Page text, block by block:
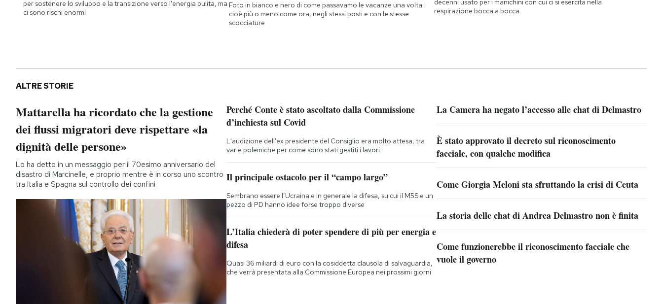
per sostenere lo sviluppo e la transizione verso l'energia pulita, ma
ci sono rischi enormi
Foto in bianco e nero di come passavamo le vacanze una volta:
cioè più o meno come ora, negli stessi posti e con le stesse
scocciature
decenni usato per i manichini con cui ci si esercita nella
respirazione bocca a bocca
ALTRE STORIE
Mattarella ha ricordato che la gestione
dei flussi migratori deve rispettare «la
dignità delle persone»
Lo ha detto in un messaggio per il 70esimo anniversario del
disastro di Marcinelle, e proprio mentre è in corso uno scontro
tra Italia e Spagna sul controllo dei confini
Perché Conte è stato ascoltato dalla Commissione
d’inchiesta sul Covid
L'audizione dell'ex presidente del Consiglio era molto attesa, tra
varie polemiche per come sono stati gestiti i lavori
Il principale ostacolo per il “campo largo”
Sembrano essere l’Ucraina e in generale la difesa, su cui il M5S e un
pezzo di PD hanno idee forse troppo diverse
L’Italia chiederà di poter spendere di più per energia e
difesa
Quasi 36 miliardi di euro con la cosiddetta clausola di salvaguardia,
che verrà presentata alla Commissione Europea nei prossimi giorni
La Camera ha negato l’accesso alle chat di Delmastro
È stato approvato il decreto sul riconoscimento
facciale, con qualche modifica
Come Giorgia Meloni sta sfruttando la crisi di Ceuta
La storia delle chat di Andrea Delmastro non è finita
Come funzionerebbe il riconoscimento facciale che
vuole il governo